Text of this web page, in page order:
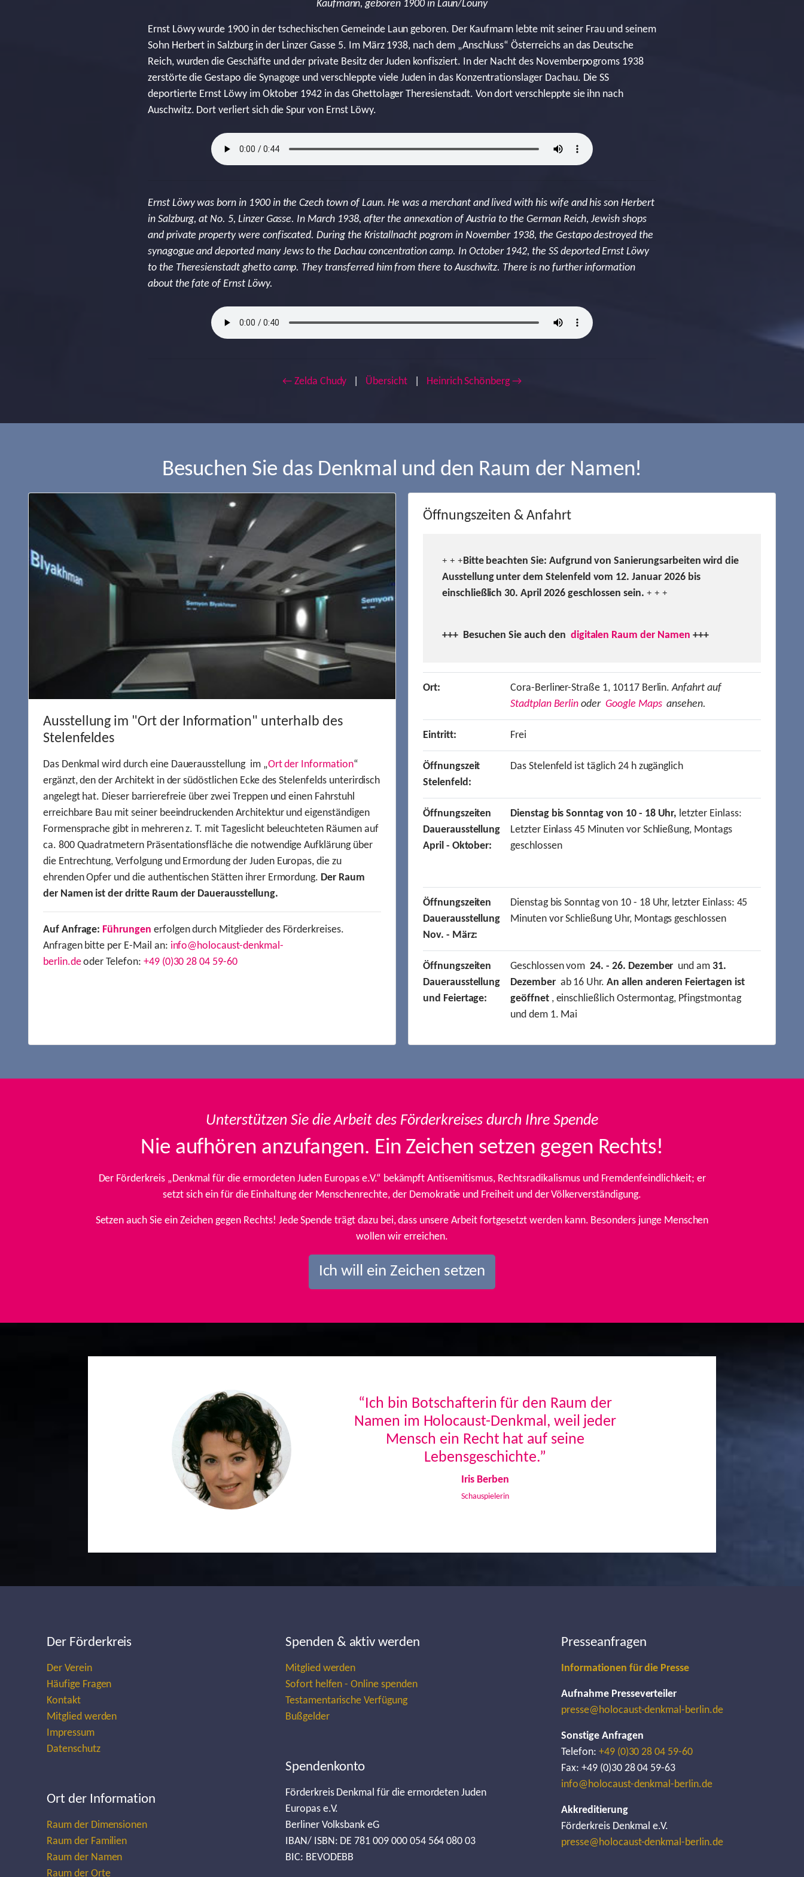
Kaufmann, geboren 1900 in Laun/Louny
Ernst Löwy wurde 1900 in der tschechischen Gemeinde Laun geboren. Der Kaufmann lebte mit seiner Frau und seinem
Sohn Herbert in Salzburg in der Linzer Gasse 5. Im März 1938, nach dem „Anschluss“ Österreichs an das Deutsche
Reich, wurden die Geschäfte und der private Besitz der Juden konfisziert. In der Nacht des Novemberpogroms 1938
zerstörte die Gestapo die Synagoge und verschleppte viele Juden in das Konzentrationslager Dachau. Die SS
deportierte Ernst Löwy im Oktober 1942 in das Ghettolager Theresienstadt. Von dort verschleppte sie ihn nach
Auschwitz. Dort verliert sich die Spur von Ernst Löwy.
Ernst Löwy was born in 1900 in the Czech town of Laun. He was a merchant and lived with his wife and his son Herbert
in Salzburg, at No. 5, Linzer Gasse. In March 1938, after the annexation of Austria to the German Reich, Jewish shops
and private property were confiscated. During the Kristallnacht pogrom in November 1938, the Gestapo destroyed the
synagogue and deported many Jews to the Dachau concentration camp. In October 1942, the SS deported Ernst Löwy
to the Theresienstadt ghetto camp. They transferred him from there to Auschwitz. There is no further information
about the fate of Ernst Löwy.
← Zelda Chudy Übersicht Heinrich Schönberg →
Besuchen Sie das Denkmal und den Raum der Namen!
Ausstellung im "Ort der Information" unterhalb des
Stelenfeldes
Das Denkmal wird durch eine Dauerausstellung im „Ort der Information“
ergänzt, den der Architekt in der südöstlichen Ecke des Stelenfelds unterirdisch
angelegt hat. Dieser barrierefreie über zwei Treppen und einen Fahrstuhl
erreichbare Bau mit seiner beeindruckenden Architektur und eigenständigen
Formensprache gibt in mehreren z. T. mit Tageslicht beleuchteten Räumen auf
ca. 800 Quadratmetern Präsentationsfläche die notwendige Aufklärung über
die Entrechtung, Verfolgung und Ermordung der Juden Europas, die zu
ehrenden Opfer und die authentischen Stätten ihrer Ermordung. Der Raum
der Namen ist der dritte Raum der Dauerausstellung.
Auf Anfrage: Führungen erfolgen durch Mitglieder des Förderkreises.
Anfragen bitte per E-Mail an: info@holocaust-denkmal-
berlin.deoder Telefon: +49 (0)30 28 04 59-60
Öffnungszeiten & Anfahrt
+ + +Bitte beachten Sie: Aufgrund von Sanierungsarbeiten wird die
Ausstellung unter dem Stelenfeld vom 12. Januar 2026 bis
einschließlich 30. April 2026 geschlossen sein. + + +
+++ Besuchen Sie auch den digitalen Raum der Namen +++
Ort: Cora-Berliner-Straße 1, 10117 Berlin.Anfahrt auf
Stadtplan Berlin oder Google Mapsansehen.
Eintritt: Frei
Öffnungszeit
Stelenfeld:
Das Stelenfeld ist täglich 24 h zugänglich
Öffnungszeiten
Dauerausstellung
April - Oktober:
Dienstag bis Sonntag von 10 - 18 Uhr, letzter Einlass:
Letzter Einlass 45 Minuten vor Schließung, Montags
geschlossen
Öffnungszeiten
Dauerausstellung
Nov. - März:
Dienstag bis Sonntag von 10 - 18 Uhr, letzter Einlass: 45
Minuten vor Schließung Uhr, Montags geschlossen
Öffnungszeiten
Dauerausstellung
und Feiertage:
Geschlossen vom24. - 26. Dezember und am31.
Dezemberab 16 Uhr.An allen anderen Feiertagen ist
geöffnet, einschließlich Ostermontag, Pfingstmontag
und dem 1. Mai
Unterstützen Sie die Arbeit des Förderkreises durch Ihre Spende
Nie aufhören anzufangen. Ein Zeichen setzen gegen Rechts!
Der Förderkreis „Denkmal für die ermordeten Juden Europas e.V.“ bekämpft Antisemitismus, Rechtsradikalismus und Fremdenfeindlichkeit; er
setzt sich ein für die Einhaltung der Menschenrechte, der Demokratie und Freiheit und der Völkerverständigung.
Setzen auch Sie ein Zeichen gegen Rechts! Jede Spende trägt dazu bei, dass unsere Arbeit fortgesetzt werden kann. Besonders junge Menschen
wollen wir erreichen.
Ich will ein Zeichen setzen
“Ich bin Botschafterin für den Raum der
Namen im Holocaust-Denkmal, weil jeder
Mensch ein Recht hat auf seine
Lebensgeschichte.”
Iris Berben
Schauspielerin
Previous
Der Förderkreis
Der Verein
Häufige Fragen
Kontakt
Mitglied werden
Impressum
Datenschutz
Ort der Information
Raum der Dimensionen
Raum der Familien
Raum der Namen
Raum der Orte
Spenden & aktiv werden
Mitglied werden
Sofort helfen - Online spenden
Testamentarische Verfügung
Bußgelder
Spendenkonto
Förderkreis Denkmal für die ermordeten Juden
Europas e.V.
Berliner Volksbank eG
IBAN/ ISBN: DE 781 009 000 054 564 080 03
BIC: BEVODEBB
Presseanfragen
Informationen für die Presse
Aufnahme Presseverteiler
presse@holocaust-denkmal-berlin.de
Sonstige Anfragen
Telefon: +49 (0)30 28 04 59-60
Fax: +49 (0)30 28 04 59-63
info@holocaust-denkmal-berlin.de
Akkreditierung
Förderkreis Denkmal e.V.
presse@holocaust-denkmal-berlin.de